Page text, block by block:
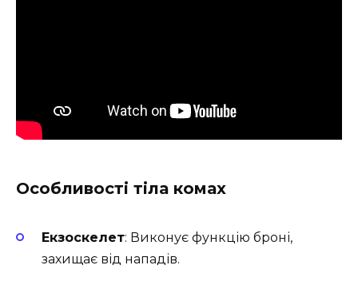
Особливості тіла комах
Екзоскелет: Виконує функцію броні,
захищає від нападів.